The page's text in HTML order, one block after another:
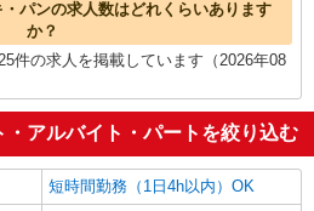
パンの求人数はどれくらいあります
か？
件の求人を掲載しています（2026年08
アルバイト・パートを絞り込む
短時間勤務（1日4h以内）OK